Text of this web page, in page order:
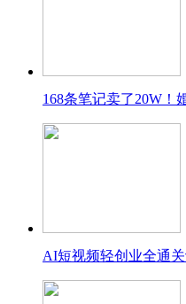
168条笔记卖了20W！
AI短视频轻创业全通